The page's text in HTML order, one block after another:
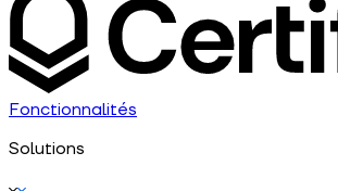
Fonctionnalités
Solutions